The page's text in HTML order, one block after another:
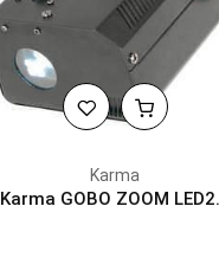
Karma
Karma GOBO ZOOM